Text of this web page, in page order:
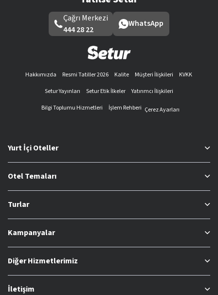
Çağrı Merkezi
444 28 22
WhatsApp
Hakkımızda Resmi Tatiller 2026 Kalite Müşteri İlişkileri
KVKK
Setur Yayınları
Setur Etik İlkeler
Yatırımcı İlişkileri
Bilgi Toplumu Hizmetleri
İşlem Rehberi Çerez Ayarları
Yurt İçi Oteller
Otel Temaları
Turlar
Kampanyalar
Diğer Hizmetlerimiz
İletişim